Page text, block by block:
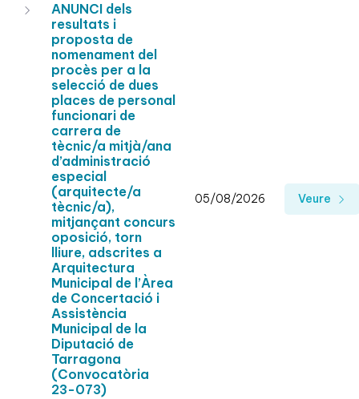
ANUNCI dels
resultats i
proposta de
nomenament del
procès per a la
selecció de dues
places de personal
funcionari de
carrera de
tècnic/a mitjà/ana
d’administració
especial
(arquitecte/a
tècnic/a),
mitjançant concurs
oposició, torn
lliure, adscrites a
Arquitectura
Municipal de l’Àrea
de Concertació i
Assistència
Municipal de la
Diputació de
Tarragona
(Convocatòria
23-073)
05/08/2026 Veure